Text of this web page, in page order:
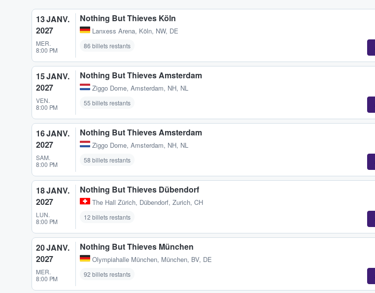
13 JANV.
2027
MER.
8:00 PM
Nothing But Thieves Köln
Lanxess Arena, Köln, NW, DE
86 billets restants
15 JANV.
2027
VEN.
8:00 PM
Nothing But Thieves Amsterdam
Ziggo Dome, Amsterdam, NH, NL
55 billets restants
16 JANV.
2027
SAM.
8:00 PM
Nothing But Thieves Amsterdam
Ziggo Dome, Amsterdam, NH, NL
58 billets restants
18 JANV.
2027
LUN.
8:00 PM
Nothing But Thieves Dübendorf
The Hall Zürich, Dübendorf, Zurich, CH
12 billets restants
20 JANV.
2027
MER.
8:00 PM
Nothing But Thieves München
Olympiahalle München, München, BV, DE
92 billets restants